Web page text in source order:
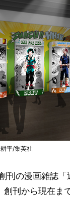
平/集英社
刊の漫画雑誌
刊から現在ま